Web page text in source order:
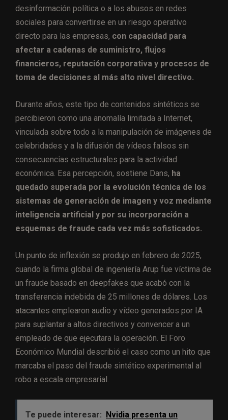
desinformación política o a los abusos en redes
sociales para convertirse en un riesgo operativo
directo para las empresas, con capacidad para
afectar a cadenas de suministro, flujos
financieros, reputación corporativa y procesos de
toma de decisiones al más alto nivel directivo.
Durante años, este tipo de contenidos sintéticos se
percibieron como una anomalía limitada a Internet,
vinculada sobre todo a la manipulación de imágenes de
celebridades y a la difusión de vídeos falsos sin
consecuencias estructurales para la actividad
económica. Esa percepción, sostiene Dans, ha
quedado superada por la evolución técnica de los
sistemas de generación de imagen y voz mediante
inteligencia artificial y por su incorporación a
esquemas de fraude cada vez más sofisticados.
Un punto de inflexión se produjo en febrero de 2025,
cuando la firma global de ingeniería Arup fue víctima de
un fraude basado en deepfakes que acabó con la
transferencia indebida de 25 millones de dólares. Los
atacantes emplearon audio y vídeo generados por IA
para suplantar a altos directivos y convencer a un
empleado de que ejecutara la operación. El Foro
Económico Mundial describió el caso como un hito que
marcaba el paso del fraude sintético experimental al
robo a escala empresarial.
Te puede interesar: Nvidia presenta un